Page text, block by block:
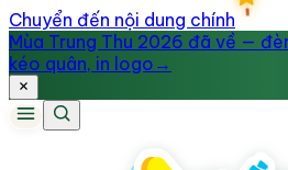
Chuyển đến nội dung chính
Mùa Trung Thu 2026 đã về —
kéo quân, in logo →